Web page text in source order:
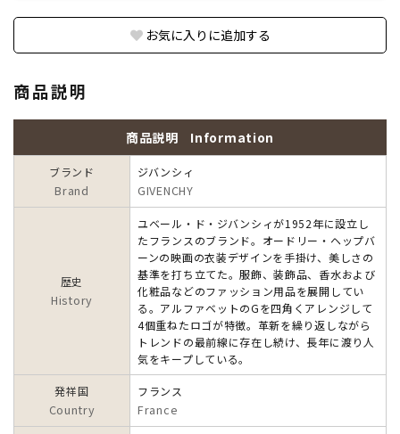
お気に入りに追加する
商品説明
商品説明 Information
ブランド
Brand
ジバンシィ
GIVENCHY
歴史
History
ユベール・ド・ジバンシィが1952年に設立し
たフランスのブランド。オードリー・ヘップバ
ーンの映画の衣装デザインを手掛け、美しさの
基準を打ち立てた。服飾、装飾品、香水および
化粧品などのファッション用品を展開してい
る。アルファベットのGを四角くアレンジして
4個重ねたロゴが特徴。革新を繰り返しながら
トレンドの最前線に存在し続け、長年に渡り人
気をキープしている。
発祥国
Country
フランス
France